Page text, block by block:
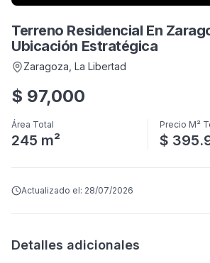
Terreno Residencial En
Ubicación Estratégica
Zaragoza , La Libertad
$ 97,000
Área Total
245 m²
Precio M²
$
Actualizado el: 28/07/2026
Detalles adicionales